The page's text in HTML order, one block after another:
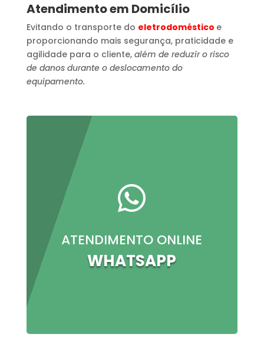
Atendimento em Domicílio
Evitando o transporte do eletrodoméstico e
proporcionando mais segurança, praticidade e
agilidade para o cliente, além de reduzir o risco
de danos durante o deslocamento do
equipamento.

ATENDIMENTO ONLINE
WHATSAPP